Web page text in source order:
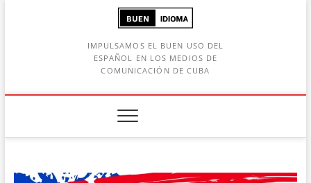
IMPULSAMOS EL BUEN USO DEL
ESPAÑOL EN LOS MEDIOS DE
COMUNICACIÓN DE CUBA